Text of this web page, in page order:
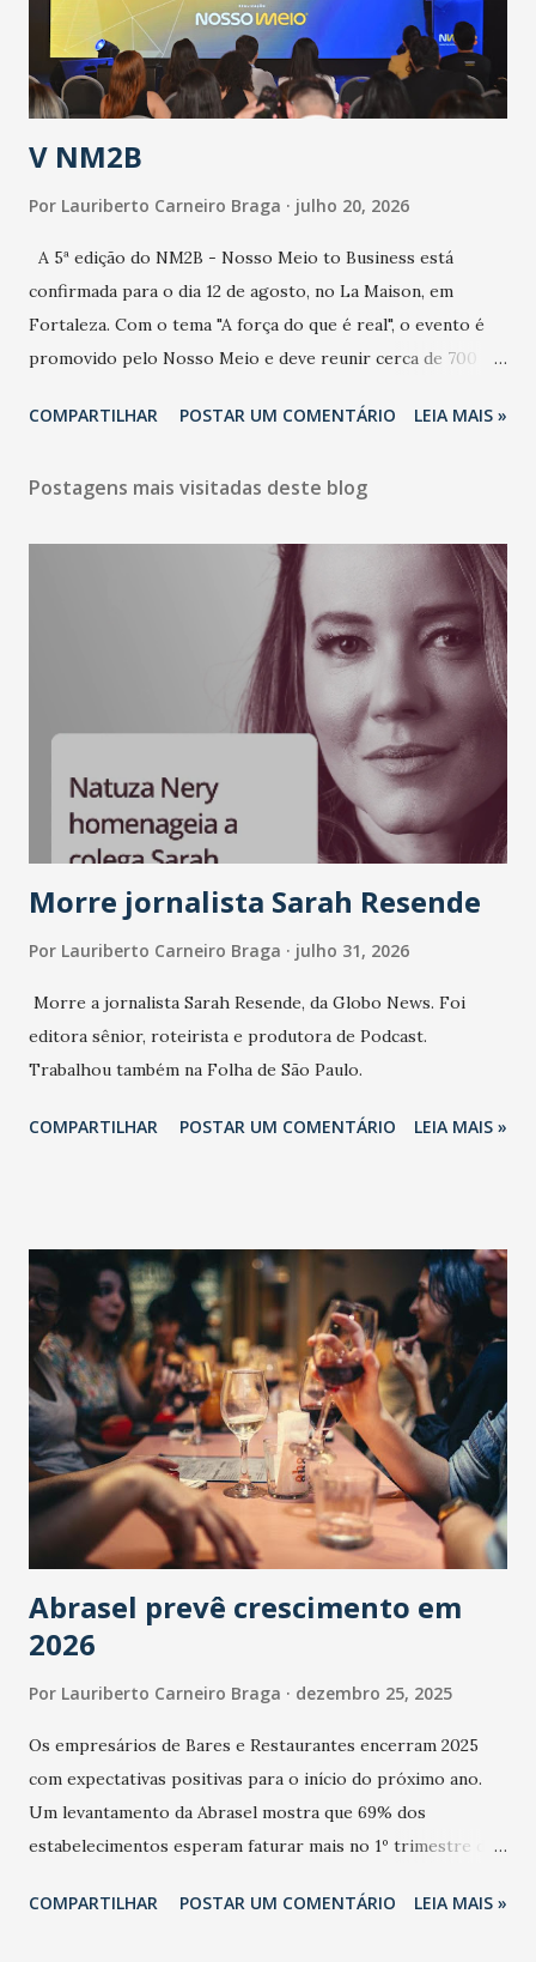
secretário. Segundo ele, é uma epidemia com chance de
contaminação alta, podendo gerar um grande risco à
população e ao sistema de saúde. “Precisamos saber fazer a
estratificação do risco da doença, para não so...
V NM2B
Por Lauriberto Carneiro Braga julho 20, 2026
A 5ª edição do NM2B - Nosso Meio to Business está
confirmada para o dia 12 de agosto, no La Maison, em
Fortaleza. Com o tema "A força do que é real", o evento é
promovido pelo Nosso Meio e deve reunir cerca de 700
e lideranças do Mercado Nacional. Desde 2022, o NM2B
de negócios do Nordeste, reunindo profissionais de marcas
LinkedIn, VISA, Grupo 3corações, TikTok e M. Dias Branco.
A nova edição chega em um momento em que autenticidade
e consistência ganham peso nas conversas sobre marca,
liderança e estratégia. - Vivemos um momento em que todo
mundo fala muito e poucos entregam de verdade. O NM2B
sempre existiu para dar palco a quem constrói com
consistência, e nesta edição isso fica ainda mais claro.
Vamos reforçar que ser genuíno sustenta a confiança entre
marcas, pessoas e mercado", afirma Tamires So...
COMPARTILHAR POSTAR UM COMENTÁRIO LEIA MAIS »
Postagens mais visitadas deste blog
Morre jornalista Sarah Resende
Por Lauriberto Carneiro Braga julho 31, 2026
Morre a jornalista Sarah Resende, da Globo News. Foi
editora sênior, roteirista e produtora de Podcast.
Trabalhou também na Folha de São Paulo.
COMPARTILHAR POSTAR UM COMENTÁRIO LEIA MAIS »
Abrasel prevê crescimento em
2026
Por Lauriberto Carneiro Braga dezembro 25, 2025
Os empresários de Bares e Restaurantes encerram 2025
com expectativas positivas para o início do próximo ano.
Um levantamento da Abrasel mostra que 69% dos
estabelecimentos esperam faturar mais no 1º trimestre de
relação ao último trimestre deste ano, 56% também
COMPARTILHAR POSTAR UM COMENTÁRIO LEIA MAIS »